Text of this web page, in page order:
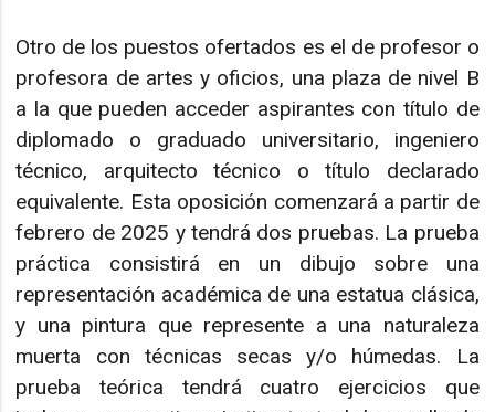
Otro de los puestos ofertados es el de profesor o
profesora de artes y oficios, una plaza de nivel B
a la que pueden acceder aspirantes con título de
diplomado o graduado universitario, ingeniero
técnico, arquitecto técnico o título declarado
equivalente. Esta oposición comenzará a partir de
febrero de 2025 y tendrá dos pruebas. La prueba
práctica consistirá en un dibujo sobre una
representación académica de una estatua clásica,
y una pintura que represente a una naturaleza
muerta con técnicas secas y/o húmedas. La
prueba teórica tendrá cuatro ejercicios que